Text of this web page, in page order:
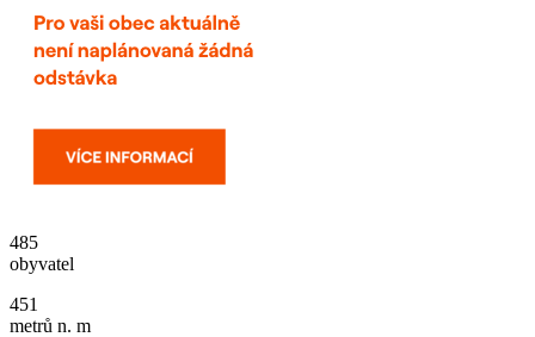
485
obyvatel
451
metrů n. m